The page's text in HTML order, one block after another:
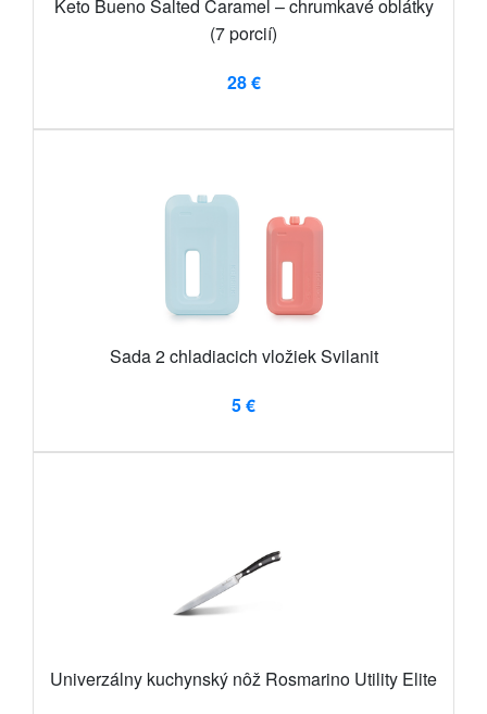
Keto Bueno Salted Caramel – chrumkavé oblátky
(7 porcií)
28 €
Sada 2 chladiacich vložiek Svilanit
5 €
Univerzálny kuchynský nôž Rosmarino Utility Elite